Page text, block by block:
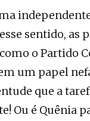
sentido, as
o Partido
um papel
que a
Ou é Quênia